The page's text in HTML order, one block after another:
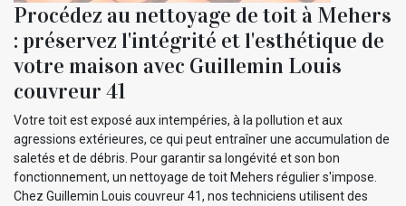
Procédez au nettoyage de toit à Mehers
: préservez l'intégrité et l'esthétique de
votre maison avec Guillemin Louis
couvreur 41
Votre toit est exposé aux intempéries, à la pollution et aux
agressions extérieures, ce qui peut entraîner une accumulation de
saletés et de débris. Pour garantir sa longévité et son bon
fonctionnement, un nettoyage de toit Mehers régulier s'impose.
Chez Guillemin Louis couvreur 41, nos techniciens utilisent des